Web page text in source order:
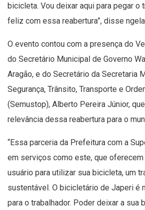
bicicleta. Vou deixar aqui para pegar o
feliz com essa reabertura”, disse
O evento contou com a presença do
do Secretário Municipal de Governo
Aragão, e do Secretário da Secretaria
Segurança, Trânsito, Transporte e
(Semustop), Alberto Pereira Júnior,
relevância dessa reabertura para o
“Essa parceria da Prefeitura com a
em serviços como este, que oferecem
usuário para utilizar sua bicicleta, um
sustentável. O bicicletário de Japeri é
para o trabalhador. Poder deixar a sua